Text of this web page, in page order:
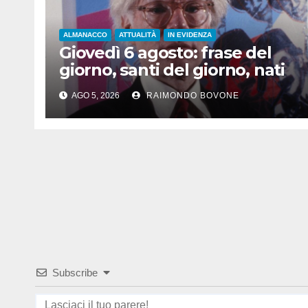
ALMANACCO ATTUALITÀ IN EVIDENZA
Giovedì 6 agosto: frase del
giorno, santi del giorno, nati
famosi, accadde oggi
AGO 5, 2026 RAIMONDO BOVONE
Subscribe